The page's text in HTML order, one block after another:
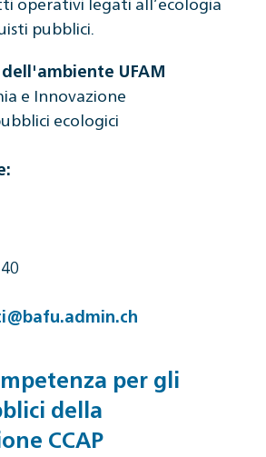
pubblici.
UFAM
e Innovazione
ecologici
per gli
della
CCAP